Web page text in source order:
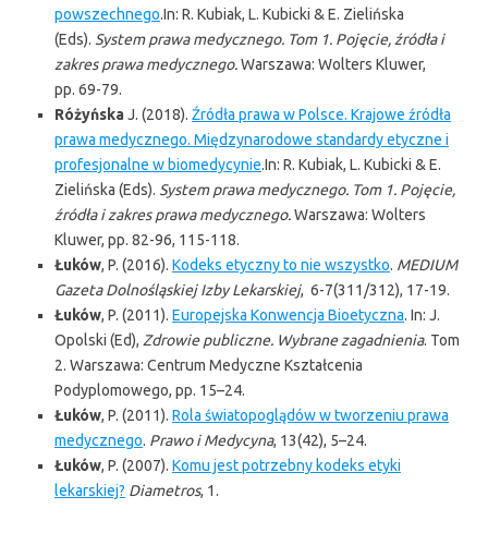
powszechnego.In: R. Kubiak, L. Kubicki & E. Zielińska
(Eds). System prawa medycznego. Tom 1. Pojęcie, źródła i
zakres prawa medycznego.Warszawa: Wolters Kluwer,
pp. 69-79.
RóżyńskaJ. (2018). Źródła prawa w Polsce. Krajowe źródła
prawa medycznego. Międzynarodowe standardy etyczne i
profesjonalne w biomedycynie.In: R. Kubiak, L. Kubicki & E.
Zielińska (Eds). System prawa medycznego. Tom 1. Pojęcie,
źródła i zakres prawa medycznego.Warszawa: Wolters
Kluwer, pp. 82-96, 115-118.
Łuków, P. (2016). Kodeks etyczny to nie wszystko. MEDIUM
Gazeta Dolnośląskiej Izby Lekarskiej, 6-7(311/312), 17-19.
Łuków, P. (2011). Europejska Konwencja Bioetyczna. In: J.
Opolski (Ed), Zdrowie publiczne. Wybrane zagadnienia. Tom
2. Warszawa: Centrum Medyczne Kształcenia
Podyplomowego, pp. 15–24.
Łuków, P. (2011). Rola światopoglądów w tworzeniu prawa
medycznego. Prawo i Medycyna, 13(42), 5–24.
Łuków, P. (2007). Komu jest potrzebny kodeks etyki
lekarskiej? Diametros, 1.